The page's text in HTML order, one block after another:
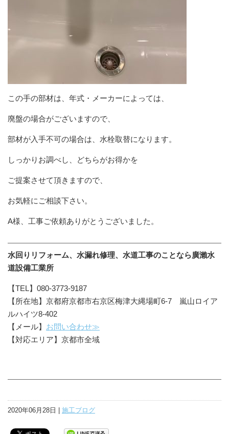
この手の部材は、年式・メーカーによっては、
廃盤の場合がございますので、
部材が入手不可の場合は、水栓取替になります。
しっかりお調べし、どちらがお得かを
ご提案させて頂きますので、
お気軽にご相談下さい。
A様、工事ご依頼ありがとうございました。
水回りリフォーム、水漏れ修理、水道工事のことなら廣瀨水
道設備工業所
【TEL】080-3773-9187
【所在地】京都府京都市右京区梅津大縄場町6-7 嵐山ロイア
ルハイツ8-402
【メール】 お問い合わせ≫
【対応エリア】京都市全域
2020年06月28日 | 施工ブログ